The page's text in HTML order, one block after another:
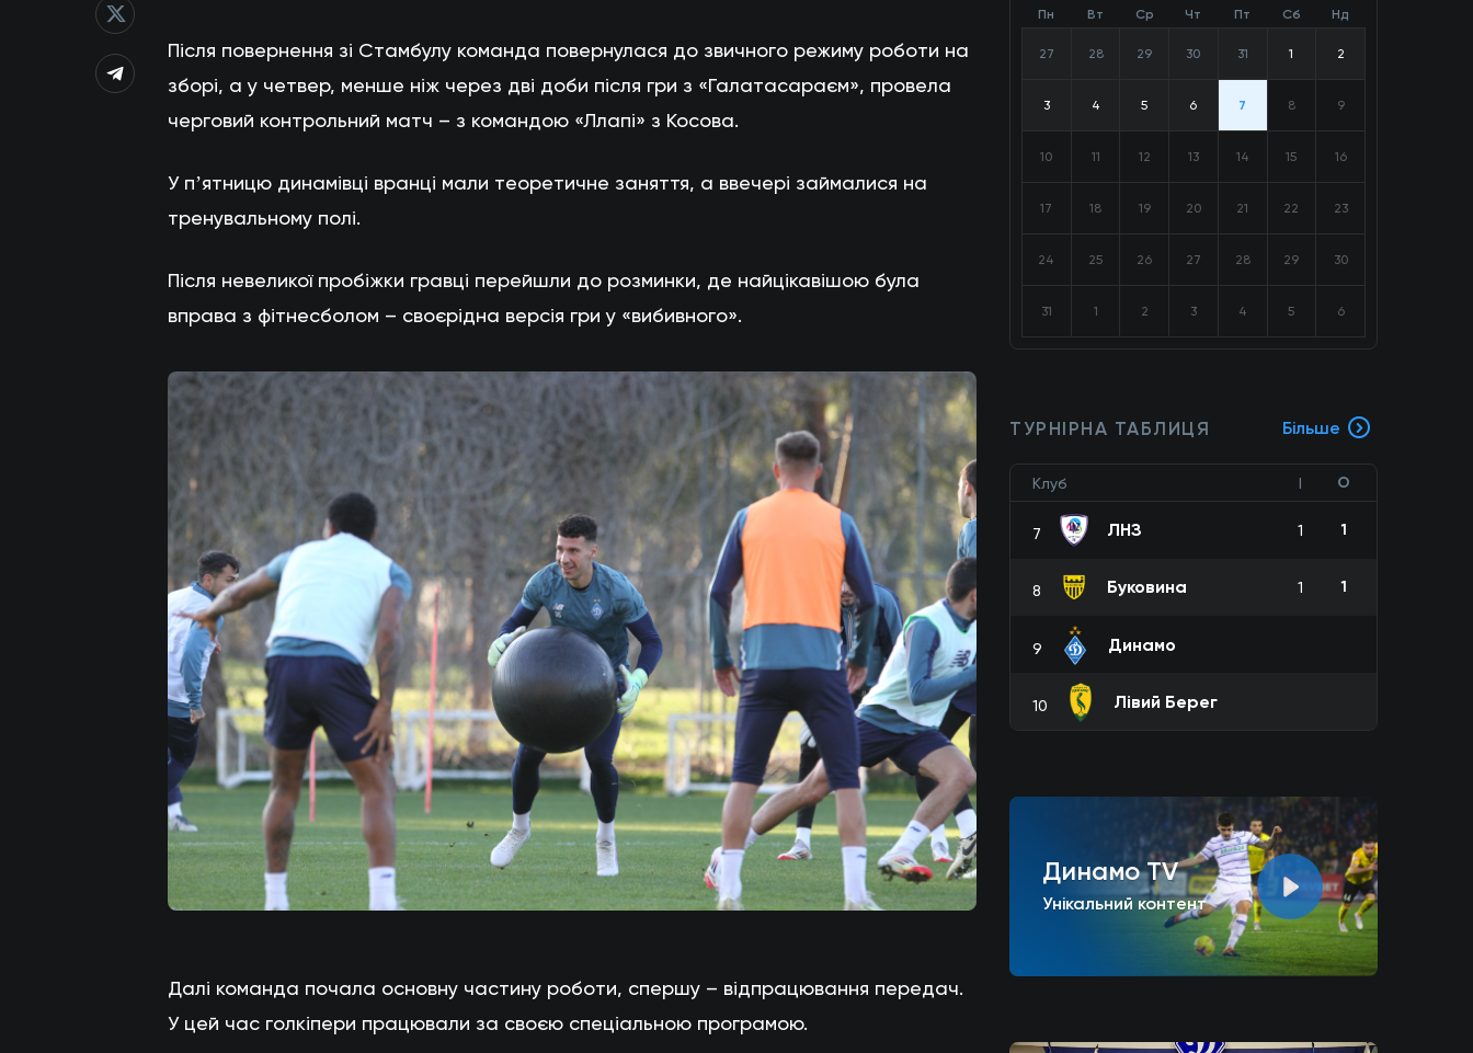
Після повернення зі Стамбулу команда повернулася до звичного режиму роботи на
зборі, а у четвер, менше ніж через дві доби після гри з «Галатасараєм», провела
черговий контрольний матч – з командою «Ллапі» з Косова.
У пʼятницю динамівці вранці мали теоретичне заняття, а ввечері займалися на
тренувальному полі.
Після невеликої пробіжки гравці перейшли до розминки, де найцікавішою була
вправа з фітнесболом – своєрідна версія гри у «вибивного».
Далі команда почала основну частину роботи, спершу – відпрацювання передач.
У цей час голкіпери працювали за своєю спеціальною програмою.
Пн Вт Ср Чт Пт Сб Нд
27 28 29 30 31 1 2
3 4 5 6 7 8 9
10 11 12 13 14 15 16
17 18 19 20 21 22 23
24 25 26 27 28 29 30
31 1 2 3 4 5 6
ТУРНІРНА ТАБЛИЦЯ Більше
Клуб І О
7 ЛНЗ 1 1
8 Буковина 1 1
9 Динамо
10 Лівий Берег
Динамо TV
Унікальний контент